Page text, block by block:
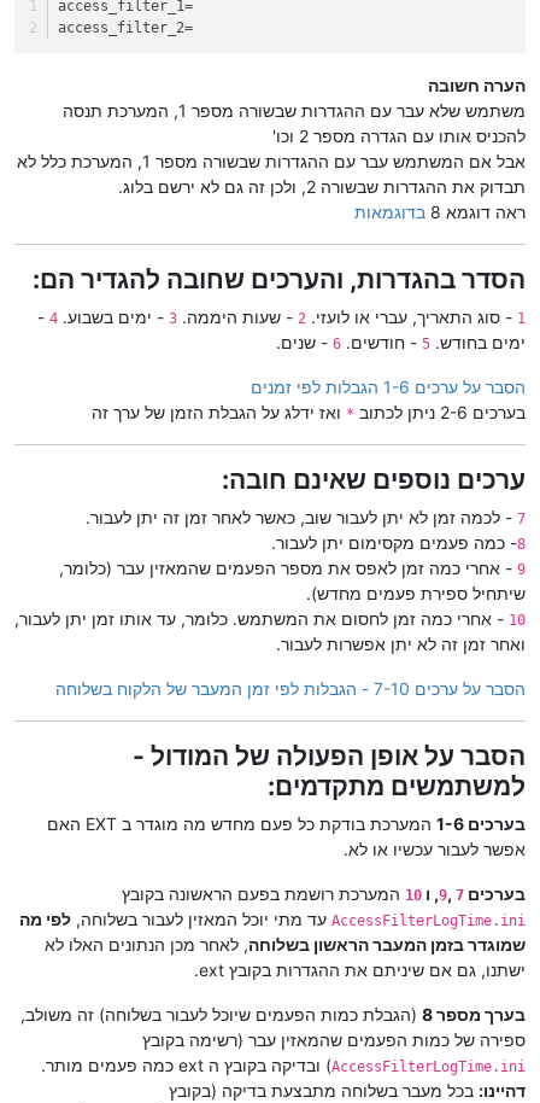
access_filter_1=
access_filter_2=
הערה חשובה
משתמש שלא עבר עם ההגדרות שבשורה מספר 1, המערכת תנסה
להכניס אותו עם הגדרה מספר 2 וכו'
אבל אם המשתמש עבר עם ההגדרות שבשורה מספר 1, המערכת כלל לא
תבדוק את ההגדרות שבשורה 2, ולכן זה גם לא ירשם בלוג.
ראה דוגמא 8
בדוגמאות
הסדר בהגדרות, והערכים שחובה להגדיר הם:
1 - סוג התאריך, עברי או לועזי. 2 - שעות היממה. 3 - ימים בשבוע. 4
-
ימים בחודש. 5 - חודשים. 6 - שנים.
הסבר על ערכים 1-6 הגבלות לפי זמנים
בערכים 2-6 ניתן לכתוב
* ואז ידלג על הגבלת הזמן של ערך זה
ערכים נוספים שאינם חובה:
7 - לכמה זמן לא יתן לעבור שוב, כאשר לאחר זמן זה יתן לעבור.
8- כמה פעמים מקסימום יתן לעבור.
9 - אחרי כמה זמן לאפס את מספר הפעמים שהמאזין עבר (כלומר,
שיתחיל ספירת פעמים מחדש).
10 - אחרי כמה זמן לחסום את המשתמש. כלומר, עד אותו זמן יתן לעבור,
ואחר זמן זה לא יתן אפשרות לעבור.
הסבר על ערכים 7-10 - הגבלות לפי זמן המעבר של הלקוח בשלוחה
הסבר על אופן הפעולה של המודול -
למשתמשים מתקדמים:
בערכים 1-6
המערכת בודקת כל פעם מחדש מה מוגדר ב EXT האם
אפשר לעבור עכשיו או לא.
בערכים 7
,
9, ו 10 המערכת רושמת בפעם הראשונה בקובץ
AccessFilterLogTime.ini עד מתי יוכל המאזין לעבור בשלוחה, לפי מה
שמוגדר בזמן המעבר הראשון בשלוחה, לאחר מכן הנתונים האלו לא
ישתנו, גם אם שיניתם את ההגדרות בקובץ ext.
בערך מספר 8
(הגבלת כמות הפעמים שיוכל לעבור בשלוחה) זה משולב,
ספירה של כמות הפעמים שהמאזין עבר (רשימה בקובץ
AccessFilterLogTime.ini) ובדיקה בקובץ ה ext כמה פעמים מותר.
דהיינו: בכל מעבר בשלוחה מתבצעת בדיקה (בקובץ